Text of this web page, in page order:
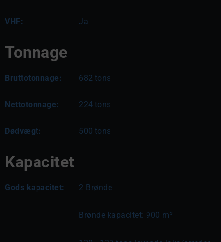
VHF: Ja
Tonnage
Bruttotonnage: 682 tons
Nettotonnage: 224 tons
Dødvægt: 500 tons
Kapacitet
Gods kapacitet: 2 Brønde
Brønde kapacitet: 900 m³